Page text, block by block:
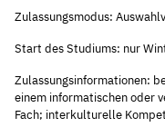
Zulassungsmodus:
Start des Studiums: nur
Zulassungsinformationen:
einem informatischen oder
Fach; interkulturelle